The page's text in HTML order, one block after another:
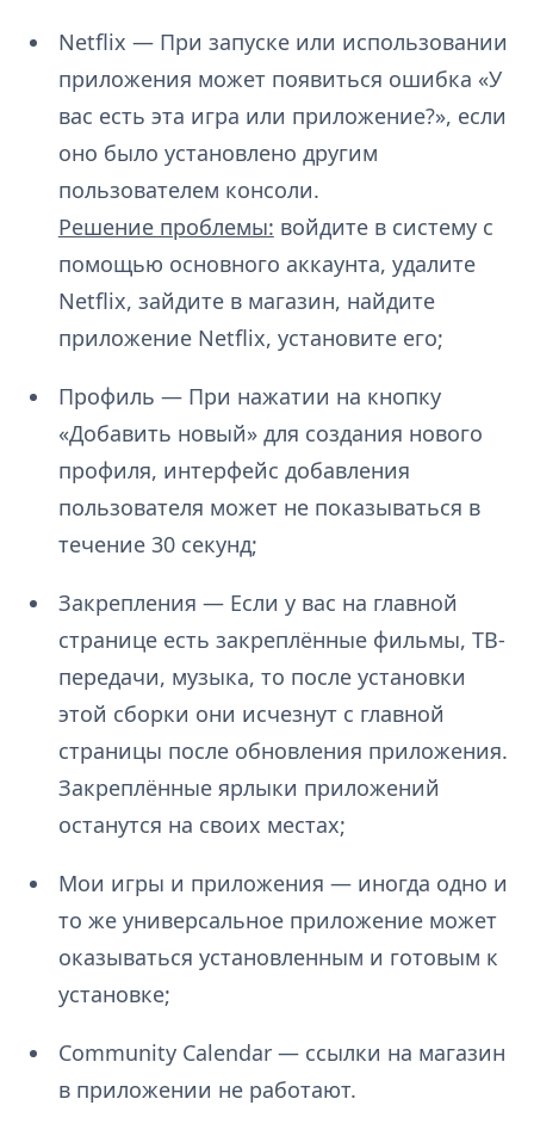
Netflix — При запуске или использовании
приложения может появиться ошибка «У
вас есть эта игра или приложение?», если
оно было установлено другим
пользователем консоли.
Решение проблемы: войдите в систему с
помощью основного аккаунта, удалите
Netflix, зайдите в магазин, найдите
приложение Netflix, установите его;
Профиль — При нажатии на кнопку
«Добавить новый» для создания нового
профиля, интерфейс добавления
пользователя может не показываться в
течение 30 секунд;
Закрепления — Если у вас на главной
странице есть закреплённые фильмы, ТВ-
передачи, музыка, то после установки
этой сборки они исчезнут с главной
страницы после обновления приложения.
Закреплённые ярлыки приложений
останутся на своих местах;
Мои игры и приложения — иногда одно и
то же универсальное приложение может
оказываться установленным и готовым к
установке;
Community Calendar — ссылки на магазин
в приложении не работают.